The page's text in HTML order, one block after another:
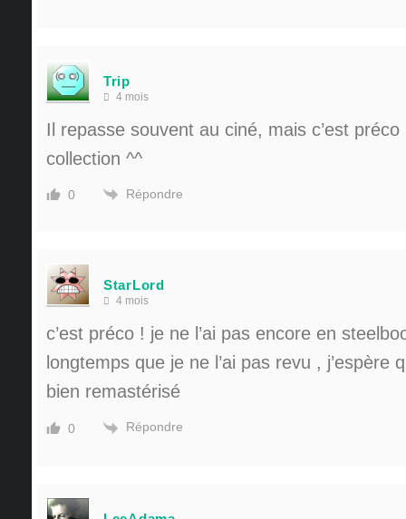
Trip
4 mois
Il repasse souvent au ciné, mais c’est préco
collection ^^
0 Répondre
StarLord
4 mois
c’est préco ! je ne l’ai pas encore en
longtemps que je ne l’ai pas revu , j’espère
bien remastérisé
0 Répondre